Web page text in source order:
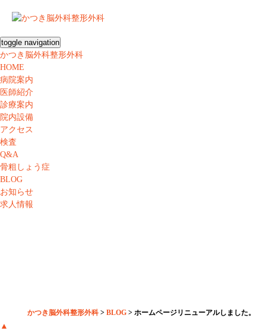
toggle navigation
かつき脳外科整形外科
HOME
病院案内
医師紹介
診療案内
院内設備
アクセス
検査
Q&A
骨粗しょう症
BLOG
お知らせ
求人情報
かつき脳外科整形外科>BLOG >ホームページリニューアルしました。
▲